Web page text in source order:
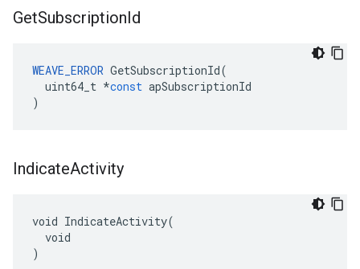
GetSubscriptionId
WEAVE_ERROR GetSubscriptionId(
uint64_t *const apSubscriptionId
)
IndicateActivity
void IndicateActivity(
  void
)